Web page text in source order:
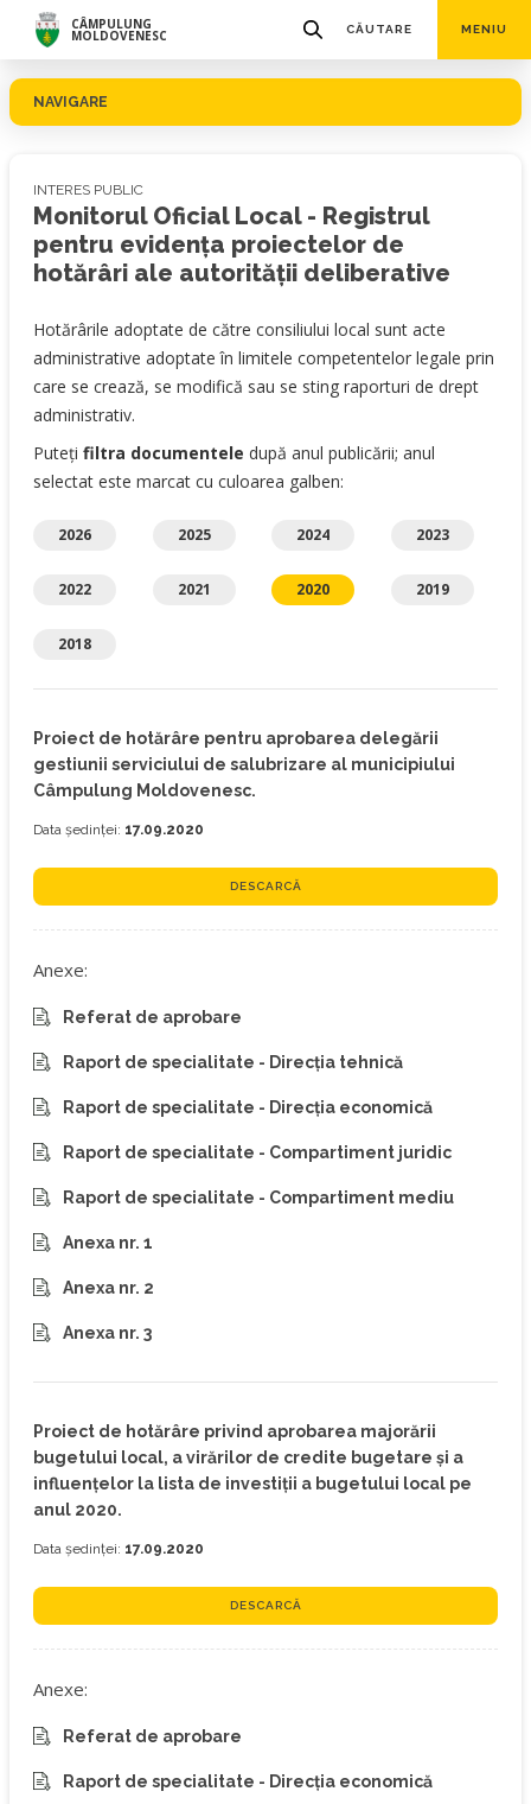
CÂMPULUNG
MOLDOVENESC CĂUTARE MENIU
NAVIGARE
INTERES PUBLIC
Monitorul Oficial Local - Registrul
pentru evidența proiectelor de
hotărâri ale autorității deliberative
Hotărârile adoptate de către consiliului local sunt acte
administrative adoptate în limitele competentelor legale prin
care se crează, se modifică sau se sting raporturi de drept
administrativ.
Puteți filtra documentele după anul publicării; anul
selectat este marcat cu culoarea galben:
2026 2025 2024 2023
2022 2021 2020 2019
2018
Proiect de hotărâre pentru aprobarea delegării
gestiunii serviciului de salubrizare al municipiului
Câmpulung Moldovenesc.
Data ședinței: 17.09.2020
DESCARCĂ
Anexe:
Referat de aprobare
Raport de specialitate - Direcția tehnică
Raport de specialitate - Direcția economică
Raport de specialitate - Compartiment juridic
Raport de specialitate - Compartiment mediu
Anexa nr. 1
Anexa nr. 2
Anexa nr. 3
Proiect de hotărâre privind aprobarea majorării
bugetului local, a virărilor de credite bugetare și a
influențelor la lista de investiții a bugetului local pe
anul 2020.
Data ședinței: 17.09.2020
DESCARCĂ
Anexe:
Referat de aprobare
Raport de specialitate - Direcția economică